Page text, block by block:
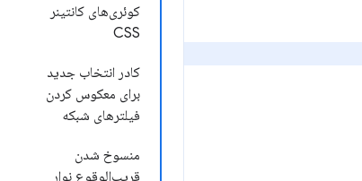
کوئری‌های کانتینر
CSS
کادر انتخاب جدید
برای معکوس کردن
فیلترهای شبکه
منسوخ شدن
قریب‌الوقوع نوار